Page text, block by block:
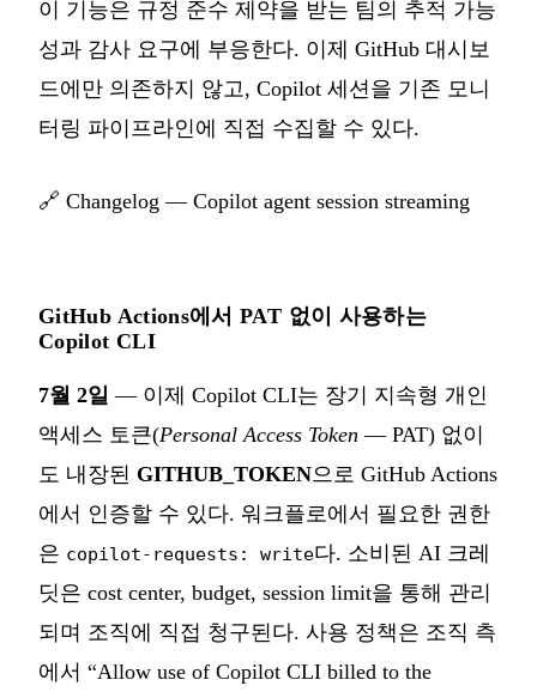
이 기능은 규정 준수 제약을 받는 팀의 추적 가능
성과 감사 요구에 부응한다. 이제 GitHub 대시보
드에만 의존하지 않고, Copilot 세션을 기존 모니
터링 파이프라인에 직접 수집할 수 있다.
🔗 Changelog — Copilot agent session streaming
GitHub Actions에서 PAT 없이 사용하는
Copilot CLI
7월 2일 — 이제 Copilot CLI는 장기 지속형 개인
액세스 토큰(Personal Access Token — PAT) 없이
도 내장된 GITHUB_TOKEN으로 GitHub Actions
에서 인증할 수 있다. 워크플로에서 필요한 권한
은 copilot-requests: write다. 소비된 AI 크레
딧은 cost center, budget, session limit을 통해 관리
되며 조직에 직접 청구된다. 사용 정책은 조직 측
에서 “Allow use of Copilot CLI billed to the